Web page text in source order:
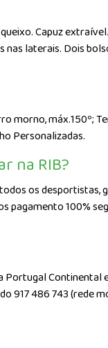
Capuz
nas laterais. Dois
morno, máx.150º;
Personalizadas.
na RIB?
os desportistas,
pagamento 100%
Portugal Continental
917 486 743 (rede